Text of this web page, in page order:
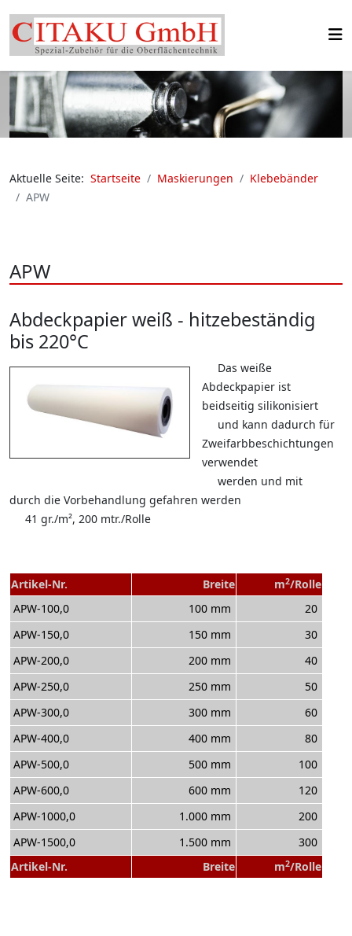
Aktuelle Seite: Startseite Maskierungen
Klebebänder
APW
APW
Abdeckpapier weiß - hitzebeständig
bis 220°C
Das weiße
Abdeckpapier ist
beidseitig silikonisiert
und kann dadurch für
Zweifarbbeschichtungen
verwendet
werden und mit
durch die Vorbehandlung gefahren werden
41 gr./m², 200 mtr./Rolle
Artikel-Nr. Breite m2/Rolle
Artikel-Nr. Breite m2/Rolle
APW-100,0 100 mm
20
APW-150,0
150 mm
30
APW-200,0
200 mm
40
APW-250,0
250 mm
50
APW-300,0
300 mm
60
APW-400,0
400 mm
80
APW-500,0
500 mm
100
APW-600,0
600 mm
120
APW-1000,0
1.000 mm
200
APW-1500,0
1.500 mm 300